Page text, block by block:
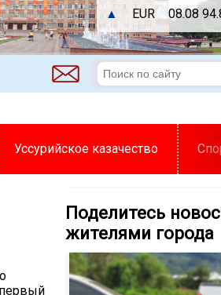
▲
EUR 08.08
Уссурийское казачество
Поделитесь
жителями города